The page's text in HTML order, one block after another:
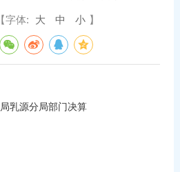
【字体: 大 中 小 】
乳源分局部门决算